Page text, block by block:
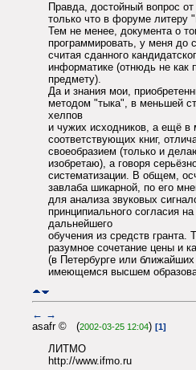
Правда, достойный вопрос
только что в форуме литеру
Тем не менее, документа о
программировать, у меня до
считая сданного
информатике (отнюдь не как
предмету).
Да и знания мои,
методом "тыка", в меньшей
хелпов
и чужих исходников, а ещё в
соответствующих книг,
своеобразием (только и
изобретаю), а говоря
систематизации. В общем,
завлаба шикарной, по его
для анализа звуковых
принципиального согласия
дальнейшего
обучения из средств гранта.
разумное сочетание цены и
(в Петербурге или
имеющемся высшем
← →
asafr © (2002-03-25 12:04) [1]
ЛИТМО
http://www.ifmo.ru